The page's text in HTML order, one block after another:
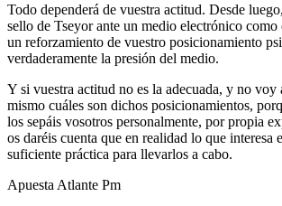
Todo dependerá de vuestra actitud. Desde
sello de Tseyor ante un medio electrónico como
un reforzamiento de vuestro posicionamiento
verdaderamente la presión del medio.
Y si vuestra actitud no es la adecuada, y no voy
mismo cuáles son dichos posicionamientos,
los sepáis vosotros personalmente, por propia
os daréis cuenta que en realidad lo que interesa
suficiente práctica para llevarlos a cabo.
Apuesta Atlante Pm